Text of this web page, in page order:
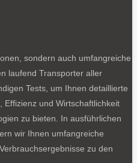
sondern auch umfangreiche
laufend Transporter aller
Tests, um Ihnen detaillierte
Effizienz und Wirtschaftlichkeit
zu bieten. In ausführlichen
wir Ihnen umfangreiche
zu den